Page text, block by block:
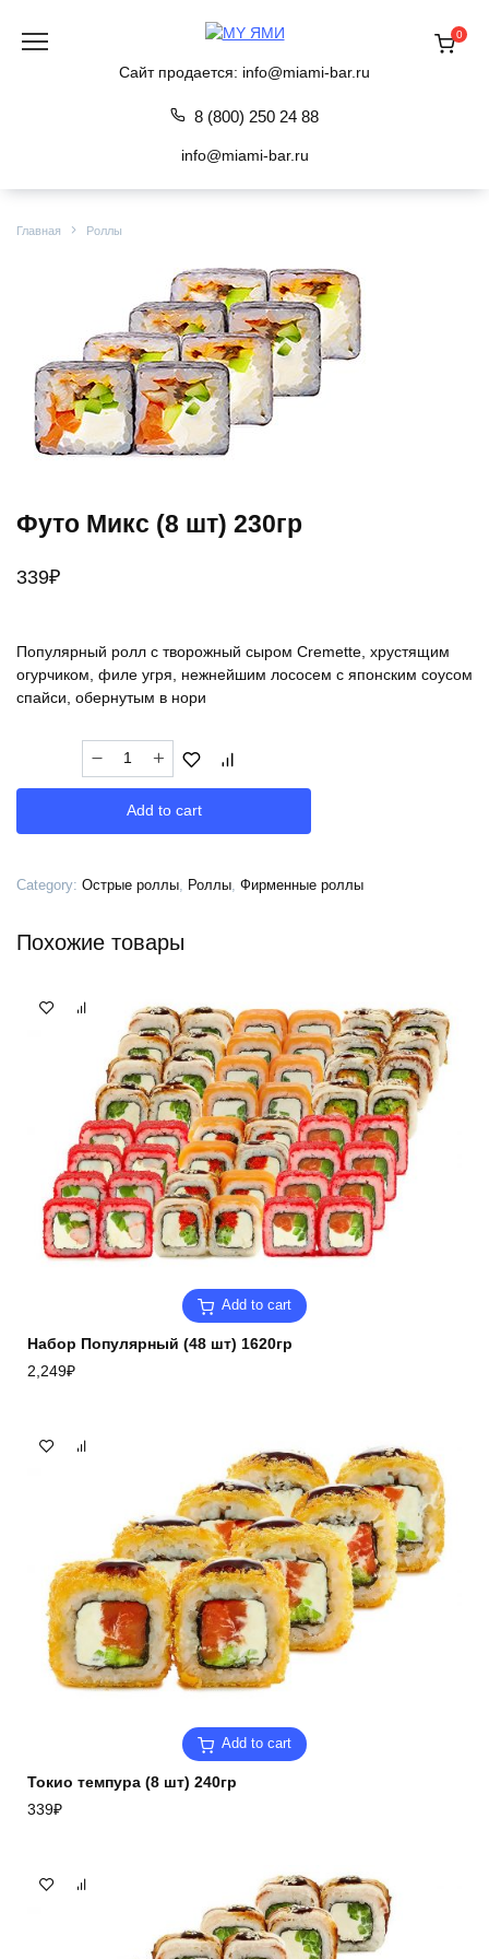
содержанию
Сайт продается: info@miami-bar.ru
8 (800) 250 24 88
info@miami-bar.ru
0
Главная Роллы
Футо Микс (8 шт) 230гр
339₽
Популярный ролл с творожный сыром Cremette, хрустящим
огурчиком, филе угря, нежнейшим лососем с японским соусом
спайси, обернутым в нори
Микс
Add to cart
Category: Острые роллы Роллы Фирменные роллы
Похожие товары
Add to cart
Набор Популярный (48 шт) 1620гр
2,249₽
Add to cart
Токио темпура (8 шт) 240гр
339₽